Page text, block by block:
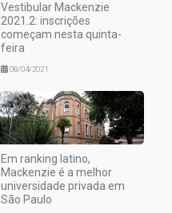
Vestibular Mackenzie
2021.2: inscrições
começam nesta quinta-
feira
08/04/2021
Em ranking latino,
Mackenzie é a melhor
universidade privada em
São Paulo